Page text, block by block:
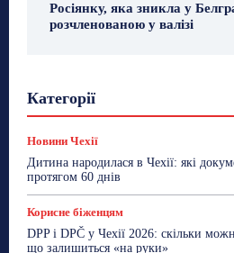
Росіянку, яка зникла у
розчленованою у валізі
Категорії
Новини Чехії
Робота
Сад та
ТехноМанія
Топ-
Новини Чехії
Дитина народилася в Чехії: які
протягом 60 днів
Корисне біженцям
DPP і DPČ у Чехії 2026: скільки
що залишиться «на руки»